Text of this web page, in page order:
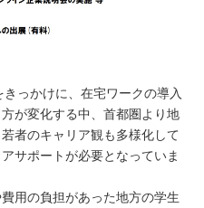
っかけに、在宅ワークの導入
が変化する中、首都圏より地
者のキャリア観も多様化して
サポートが必要となっていま
用の負担があった地方の学生